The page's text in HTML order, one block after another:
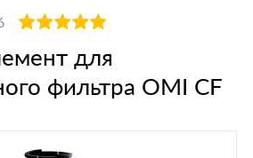
для
фильтра OMI СF